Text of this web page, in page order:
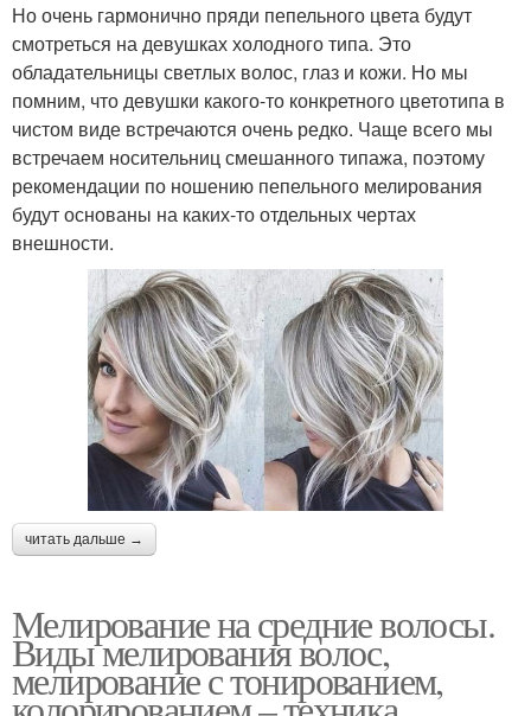
Но очень гармонично пряди пепельного цвета будут
смотреться на девушках холодного типа. Это
обладательницы светлых волос, глаз и кожи. Но мы
помним, что девушки какого-то конкретного цветотипа в
чистом виде встречаются очень редко. Чаще всего мы
встречаем носительниц смешанного типажа, поэтому
рекомендации по ношению пепельного мелирования
будут основаны на каких-то отдельных чертах
внешности.
читать дальше →
Мелирование на средние волосы.
Виды мелирования волос,
мелирование с тонированием,